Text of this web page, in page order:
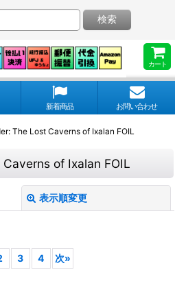
カート
検索
新着商品 お問い合わせ
The Lost Caverns of Ixalan FOIL
of Ixalan FOIL
表示順変更
3 4 次»